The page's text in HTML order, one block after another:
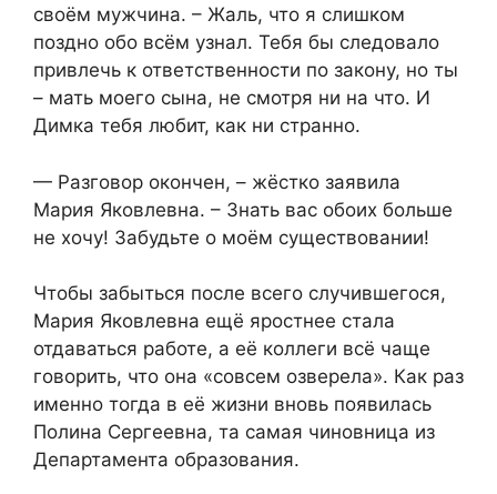
своём мужчина. – Жаль, что я слишком
поздно обо всём узнал. Тебя бы следовало
привлечь к ответственности по закону, но ты
– мать моего сына, не смотря ни на что. И
Димка тебя любит, как ни странно.
— Разговор окончен, – жёстко заявила
Мария Яковлевна. – Знать вас обоих больше
не хочу! Забудьте о моём существовании!
Чтобы забыться после всего случившегося,
Мария Яковлевна ещё яростнее стала
отдаваться работе, а её коллеги всё чаще
говорить, что она «совсем озверела». Как раз
именно тогда в её жизни вновь появилась
Полина Сергеевна, та самая чиновница из
Департамента образования.